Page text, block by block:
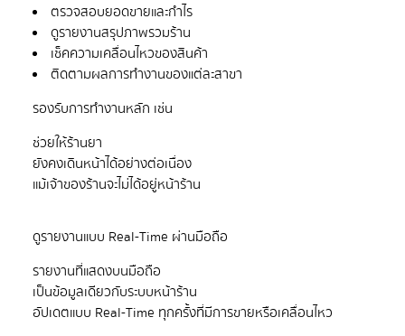
ตรวจสอบยอดขายและกำไร
ดูรายงานสรุปภาพรวมร้าน
เช็คความเคลื่อนไหวของสินค้า
ติดตามผลการทำงานของแต่ละสาขา
ช่วยให้ร้านยา
ยังคงเดินหน้าได้อย่างต่อเนื่อง
รายงานที่แสดงบนมือถือ
เป็นข้อมูลเดียวกับระบบหน้าร้าน